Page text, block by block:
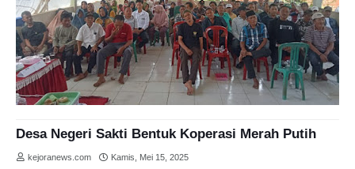
Desa Negeri Sakti Bentuk Koperasi Merah Putih
kejoranews.com Kamis, Mei 15, 2025